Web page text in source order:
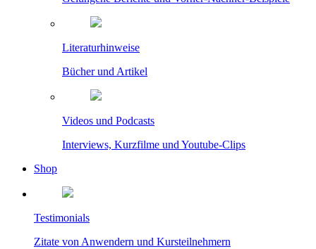
Literaturhinweise
Bücher und Artikel
Videos und Podcasts
Interviews, Kurzfilme und Youtube-Clips
Shop
Testimonials
Zitate von Anwendern und Kursteilnehmern